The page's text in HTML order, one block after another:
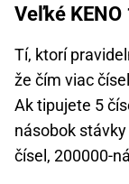
Veľké
Tí, ktorí
že čím viac
Ak tipujete 5
násobok stávky
čísel, 200000-